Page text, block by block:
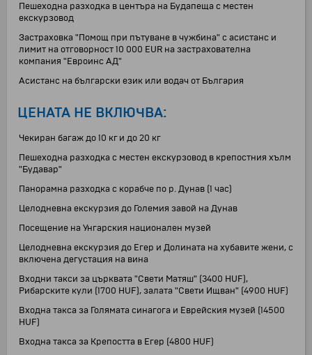
Пешеходна разходка в центъра на Будапеща с местен
екскурзовод
Застраховка "Помощ при пътуване в чужбина" с асистанс и
лимит на отговорност 10 000 EUR на застрахователна
компания "Евроинс АД"
Асистанс на български език или водач от България
ЦЕНАТА НЕ ВКЛЮЧВА:
Чекиран багаж до 10 кг и до 20 кг
Пешеходна разходка с местен екскурзовод в крепостния хълм
"Будавар"
Панорамна разходка с корабче по р. Дунав (1 час)
Целодневна екскурзия до Големия завой на Дунав
Посещение на Унгарския национален музей
Целодневна екскурзия до Егер и Долината на хубавите жени, с
включена дегустация на вина
Входни такси за църквата "Свети Матяш" (3400 HUF),
Рибарските кули (1700 HUF), залата "Свети Ищван" (4900 HUF)
Входна такса за Голямата синагога и Еврейския музей (14500
HUF)
Входна такса за Крепостта в Егер (4800 HUF)